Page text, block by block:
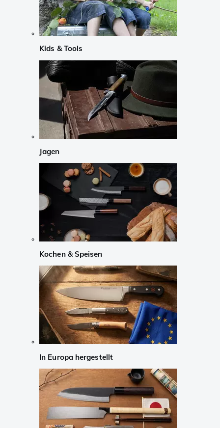
Kids & Tools
Jagen
Kochen & Speisen
In Europa hergestellt